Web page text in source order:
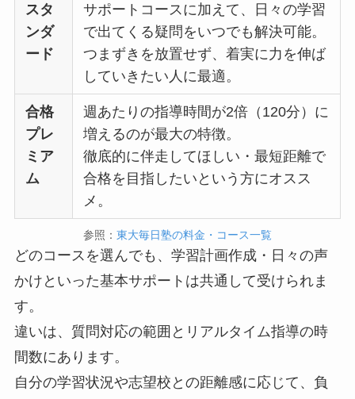
スタ
ンダ
ード
サポートコースに加えて、日々の学習
で出てくる疑問をいつでも解決可能。
つまずきを放置せず、着実に力を伸ば
していきたい人に最適。
合格
プレ
ミア
ム
週あたりの指導時間が2倍（120分）に
増えるのが最大の特徴。
徹底的に伴走してほしい・最短距離で
合格を目指したいという方にオスス
メ。
参照： 東大毎日塾の料金・コース一覧
どのコースを選んでも、学習計画作成・日々の声
かけといった基本サポートは共通して受けられま
す。
違いは、質問対応の範囲とリアルタイム指導の時
間数にあります。
自分の学習状況や志望校との距離感に応じて、負